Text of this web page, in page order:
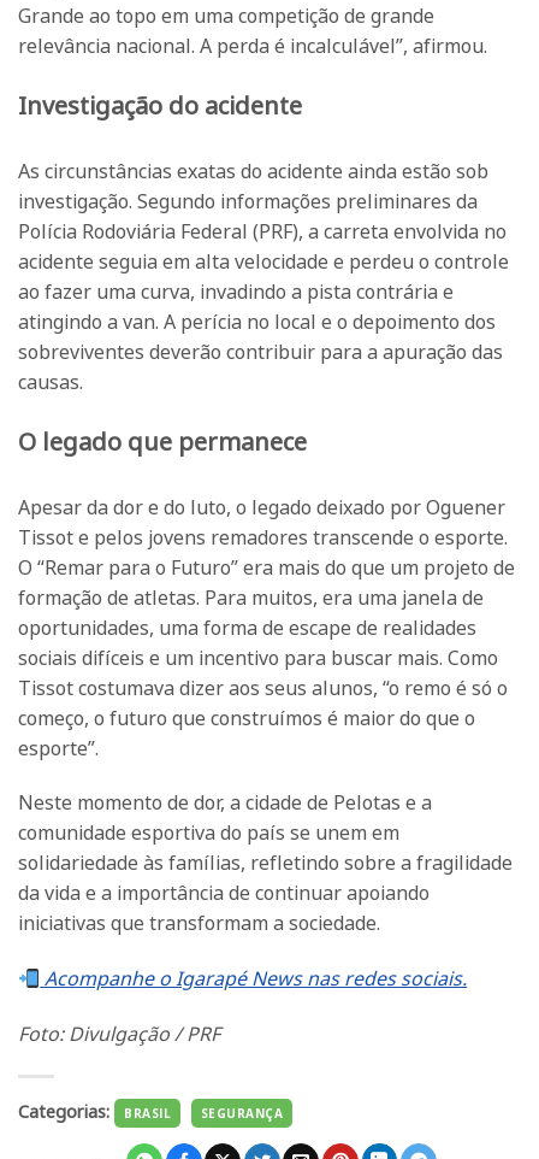
Grande ao topo em uma competição de grande
relevância nacional. A perda é incalculável”, afirmou.
Investigação do acidente
As circunstâncias exatas do acidente ainda estão sob
investigação. Segundo informações preliminares da
Polícia Rodoviária Federal (PRF), a carreta envolvida no
acidente seguia em alta velocidade e perdeu o controle
ao fazer uma curva, invadindo a pista contrária e
atingindo a van. A perícia no local e o depoimento dos
sobreviventes deverão contribuir para a apuração das
causas.
O legado que permanece
Apesar da dor e do luto, o legado deixado por Oguener
Tissot e pelos jovens remadores transcende o esporte.
O “Remar para o Futuro” era mais do que um projeto de
formação de atletas. Para muitos, era uma janela de
oportunidades, uma forma de escape de realidades
sociais difíceis e um incentivo para buscar mais. Como
Tissot costumava dizer aos seus alunos, “o remo é só o
começo, o futuro que construímos é maior do que o
esporte”.
Neste momento de dor, a cidade de Pelotas e a
comunidade esportiva do país se unem em
solidariedade às famílias, refletindo sobre a fragilidade
da vida e a importância de continuar apoiando
iniciativas que transformam a sociedade.
Acompanhe o Igarapé News nas redes sociais.
Foto: Divulgação / PRF
Categorias: BRASIL SEGURANÇA